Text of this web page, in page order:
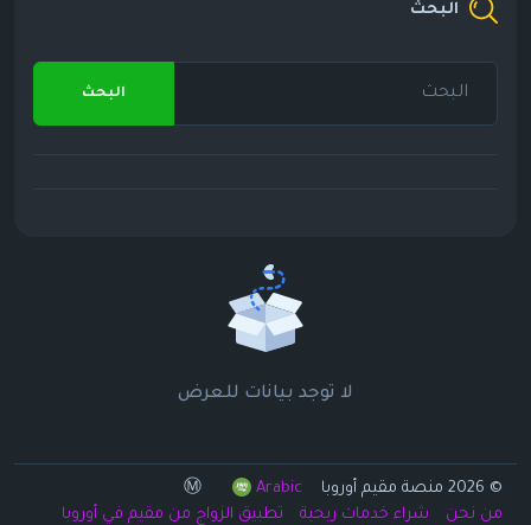
البحث
البحث
لا توجد بيانات للعرض
© 2026 منصة مقيم أوروبا Ⓜ️
Arabic
من نحن
شراء خدمات ربحية
تطبيق الزواج من مقيم في أوروبا